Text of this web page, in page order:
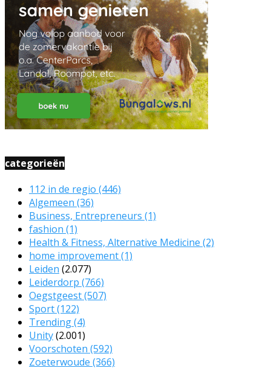
categorieën
112 in de regio (446)
Algemeen (36)
Business, Entrepreneurs (1)
fashion (1)
Health & Fitness, Alternative Medicine (2)
home improvement(1)
Leiden (2.077)
Leiderdorp (766)
Oegstgeest(507)
Sport(122)
Trending(4)
Unity(2.001)
Voorschoten (592)
Zoeterwoude (366)